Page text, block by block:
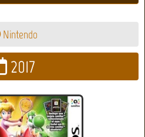
Nintendo
2017